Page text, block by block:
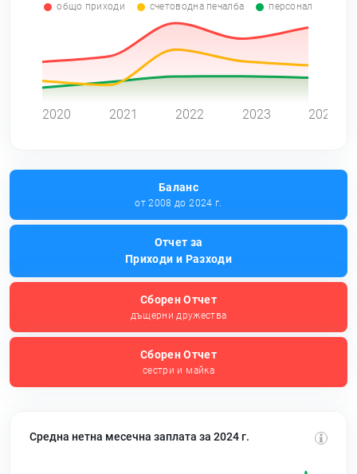
общо приходи счетоводна печалба персонал
2020 2021 2022 2023 2024
Баланс
от 2008 до 2024 г.
Отчет за
Приходи и Разходи
Сборен Отчет
дъщерни дружества
Сборен Отчет
сестри и майка
Средна нетна месечна заплата за 2024 г.